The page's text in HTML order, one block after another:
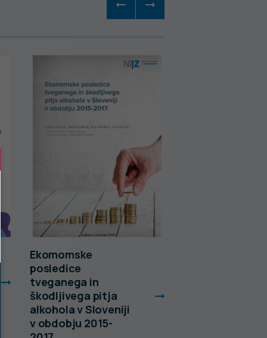
Ekomomske
posledice
tveganega in
škodljivega pitja
alkohola v Sloveniji
v obdobju 2015-